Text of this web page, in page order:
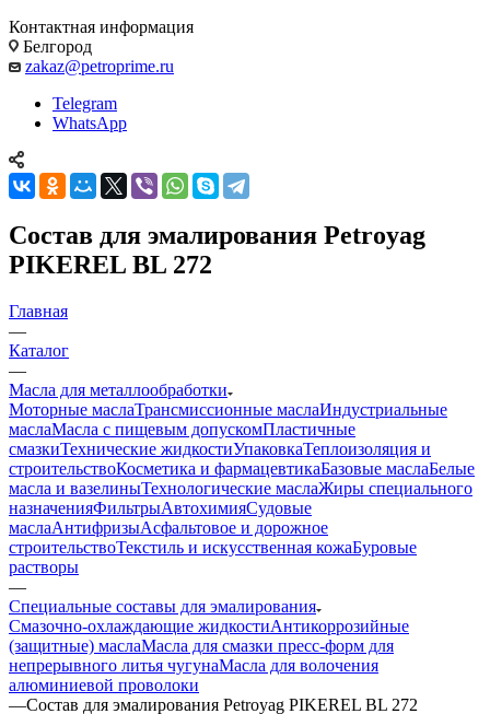
Контактная информация
Белгород
zakaz@petroprime.ru
Telegram
WhatsApp
Состав для эмалирования Petroyag
PIKEREL BL 272
Главная
—
Каталог
—
Масла для металлообработки
Моторные маслаТрансмиссионные маслаИндустриальные
маслаМасла с пищевым допускомПластичные
смазкиТехнические жидкостиУпаковкаТеплоизоляция и
строительствоКосметика и фармацевтикаБазовые маслаБелые
масла и вазелиныТехнологические маслаЖиры специального
назначенияФильтрыАвтохимияСудовые
маслаАнтифризыАсфальтовое и дорожное
строительствоТекстиль и искусственная кожаБуровые
растворы
—
Специальные составы для эмалирования
Смазочно-охлаждающие жидкостиАнтикоррозийные
(защитные) маслаМасла для смазки пресс-форм для
непрерывного литья чугунаМасла для волочения
алюминиевой проволоки
—Состав для эмалирования Petroyag PIKEREL BL 272